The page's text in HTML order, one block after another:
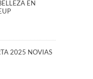
EN
2025 NOVIAS